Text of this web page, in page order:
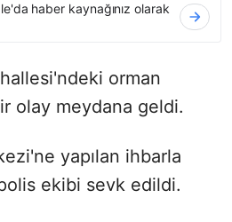
haber kaynağınız olarak
orman
olay meydana geldi.
yapılan ihbarla
ekibi sevk edildi.